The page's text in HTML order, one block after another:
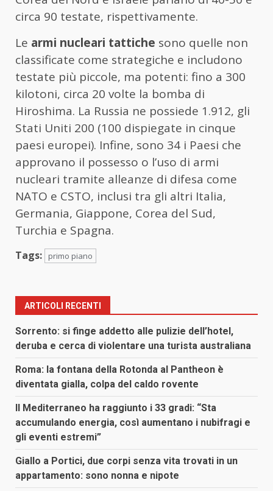
circa 90 testate, rispettivamente.
Le armi nucleari tattiche sono quelle non
classificate come strategiche e includono
testate più piccole, ma potenti: fino a 300
kilotoni, circa 20 volte la bomba di
Hiroshima. La Russia ne possiede 1.912, gli
Stati Uniti 200 (100 dispiegate in cinque
paesi europei). Infine, sono 34 i Paesi che
approvano il possesso o l’uso di armi
nucleari tramite alleanze di difesa come
NATO e CSTO, inclusi tra gli altri Italia,
Germania, Giappone, Corea del Sud,
Turchia e Spagna.
Tags: primo piano
ARTICOLI RECENTI
Sorrento: si finge addetto alle pulizie dell’hotel,
deruba e cerca di violentare una turista australiana
Roma: la fontana della Rotonda al Pantheon è
diventata gialla, colpa del caldo rovente
Il Mediterraneo ha raggiunto i 33 gradi: “Sta
accumulando energia, così aumentano i nubifragi e
gli eventi estremi”
Giallo a Portici, due corpi senza vita trovati in un
appartamento: sono nonna e nipote